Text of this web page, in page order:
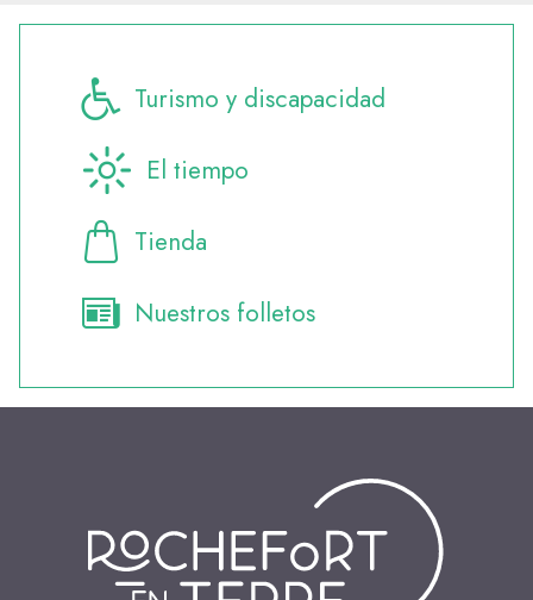
Turismo y discapacidad
El tiempo
Tienda
Nuestros folletos